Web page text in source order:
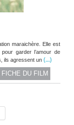
maraichère. Elle est
garder l’amour de
ils agressent un (...)
DU FILM